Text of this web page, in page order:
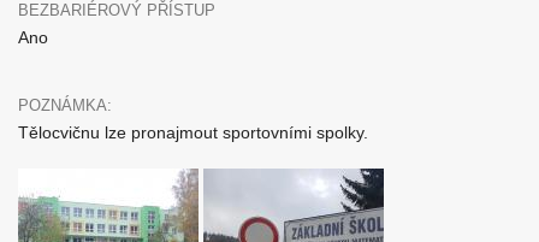
BEZBARIÉROVÝ PŘÍSTUP
Ano
POZNÁMKA:
Tělocvičnu lze pronajmout sportovními spolky.